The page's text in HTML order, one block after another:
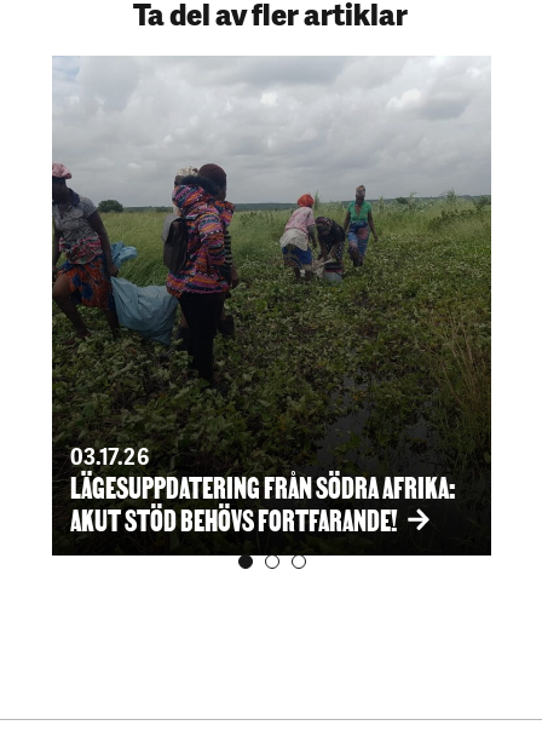
Ta del av fler artiklar
03.17.26
LÄGESUPPDATERING FRÅN SÖDRA AFRIKA:
AKUT STÖD BEHÖVS FORTFARANDE!